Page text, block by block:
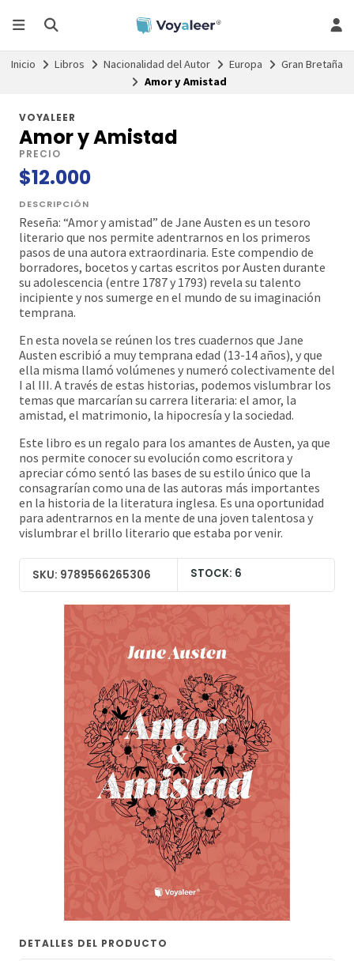
Inicio Libros Nacionalidad del Autor Europa
Gran Bretaña
Amor y Amistad
VOYALEER
Amor y Amistad
PRECIO
$12.000
DESCRIPCIÓN
Reseña: “Amor y amistad” de Jane Austen es un tesoro
literario que nos permite adentrarnos en los primeros
pasos de una autora extraordinaria. Este compendio de
borradores, bocetos y cartas escritos por Austen durante
su adolescencia (entre 1787 y 1793) revela su talento
incipiente y nos sumerge en el mundo de su imaginación
temprana.
En esta novela se reúnen los tres cuadernos que Jane
Austen escribió a muy temprana edad (13-14 años), y que
ella misma llamó volúmenes y numeró colectivamente del
I al III. A través de estas historias, podemos vislumbrar los
temas que marcarían su carrera literaria: el amor, la
amistad, el matrimonio, la hipocresía y la sociedad.
Este libro es un regalo para los amantes de Austen, ya que
nos permite conocer su evolución como escritora y
apreciar cómo sentó las bases de su estilo único que la
consagrarían como una de las autoras más importantes
en la historia de la literatura inglesa. Es una oportunidad
para adentrarnos en la mente de una joven talentosa y
vislumbrar el brillo literario que estaba por venir.
SKU: 9789566265306 STOCK: 6
DETALLES DEL PRODUCTO